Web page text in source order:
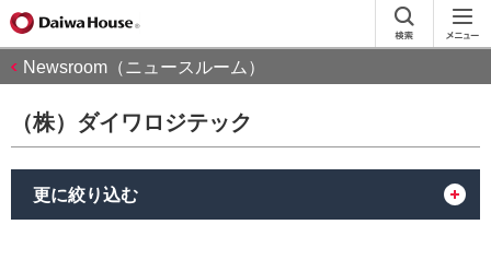
Newsroom（ニュースルーム）
（株）ダイワロジテック
更に絞り込む